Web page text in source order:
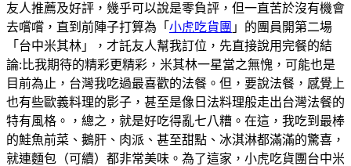
友人推薦及好評，幾乎可以說是零負評，但一直苦於沒有機會
去嚐嚐，直到前陣子打算為「 小虎吃貨團 」的團員開第二場
「台中米其林」，才託友人幫我訂位，先直接說用完餐的結
論:比我期待的精彩更精彩，米其林一星當之無愧，可能也是
目前為止，台灣我吃過最喜歡的法餐。但，要說法餐，感覺上
也有些歐義料理的影子，甚至是像日法料理般走出台灣法餐的
特有風格。，總之，就是好吃得亂七八糟。在這，我吃到最棒
的鮭魚前菜、鵝肝、肉派、甚至甜點、冰淇淋都滿滿的驚喜，
就連麵包（可續）都非常美味。為了這家，小虎吃貨團台中米